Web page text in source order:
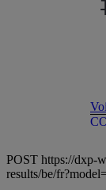
POST https://dxp-
results/be/